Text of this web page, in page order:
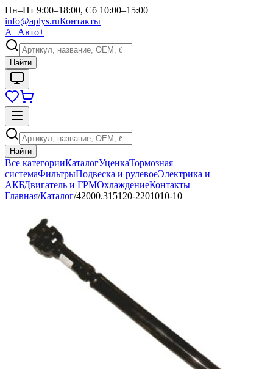
Пн–Пт 9:00–18:00, Сб 10:00–15:00
info@aplys.ruКонтакты
А+Авто+
Найти
Найти
Все категорииКаталогУценкаТормозная
системаФильтрыПодвеска и рулевоеЭлектрика и
АКБДвигатель и ГРМОхлаждениеКонтакты
Главная/Каталог/42000.315120-2201010-10